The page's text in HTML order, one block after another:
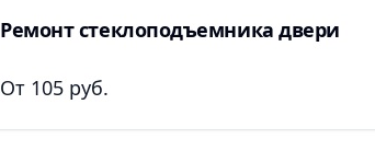
Ремонт стеклоподъемника двери
От 105 руб.